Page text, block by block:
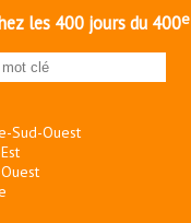
les 400 jours du 400e
Sud-Ouest